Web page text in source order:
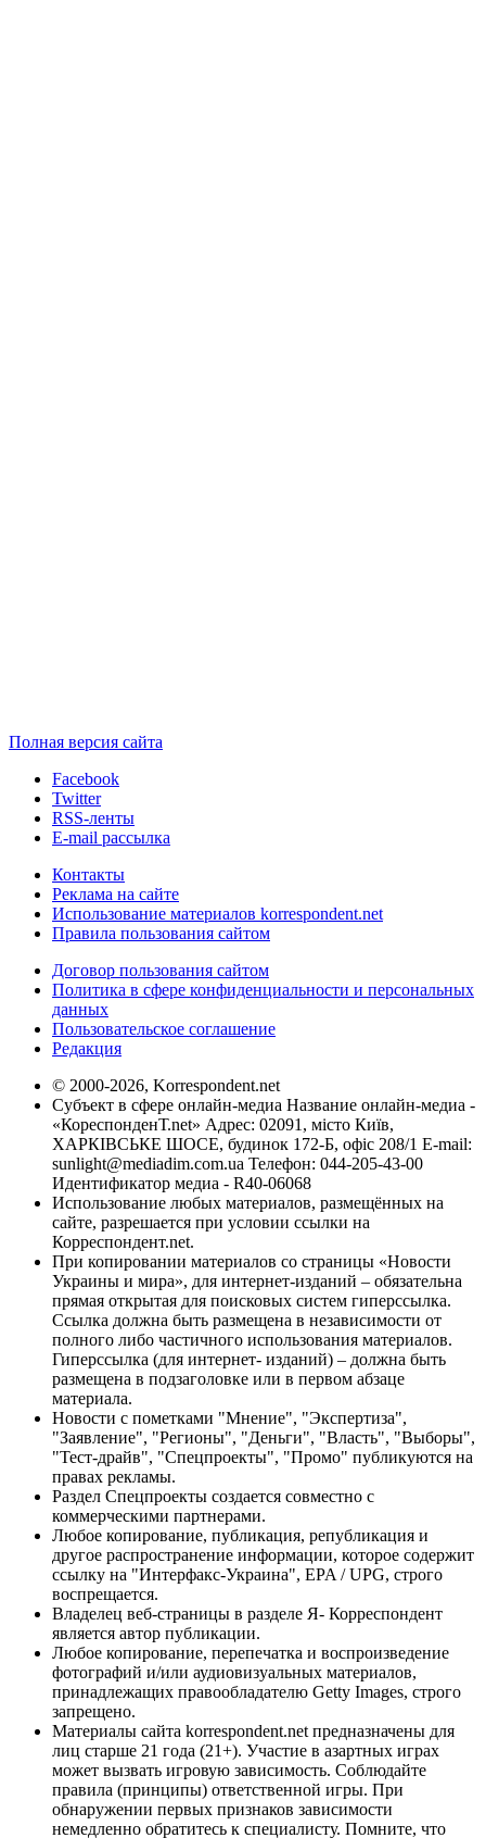
Полная версия сайта
Facebook
Twitter
RSS-ленты
E-mail рассылка
Контакты
Реклама на сайте
Использование материалов korrespondent.net
Правила пользования сайтом
Договор пользования сайтом
Политика в сфере конфиденциальности и персональных
данных
Пользовательское соглашение
Редакция
© 2000-2026, Korrespondent.net
Субъект в сфере онлайн-медиа Название онлайн-медиа -
«КореспонденТ.net» Адрес: 02091, місто Київ,
ХАРКІВСЬКЕ ШОСЕ, будинок 172-Б, офіс 208/1 E-mail:
sunlight@mediadim.com.ua Телефон: 044-205-43-00
Идентификатор медиа - R40-06068
Использование любых материалов, размещённых на
сайте, разрешается при условии ссылки на
Корреспондент.net.
При копировании материалов со страницы «Новости
Украины и мира», для интернет-изданий – обязательна
прямая открытая для поисковых систем гиперссылка.
Ссылка должна быть размещена в независимости от
полного либо частичного использования материалов.
Гиперссылка (для интернет- изданий) – должна быть
размещена в подзаголовке или в первом абзаце
материала.
Новости с пометками "Мнение", "Экспертиза",
"Заявление", "Регионы", "Деньги", "Власть", "Выборы",
"Тест-драйв", "Спецпроекты", "Промо" публикуются на
правах рекламы.
Раздел Спецпроекты создается совместно с
коммерческими партнерами.
Любое копирование, публикация, републикация и
другое распространение информации, которое содержит
ссылку на "Интерфакс-Украина", EPA / UPG, строго
воспрещается.
Владелец веб-страницы в разделе Я- Корреспондент
является автор публикации.
Любое копирование, перепечатка и воспроизведение
фотографий и/или аудиовизуальных материалов,
принадлежащих правообладателю Getty Images, строго
запрещено.
Материалы сайта korrespondent.net предназначены для
лиц старше 21 года (21+). Участие в азартных играх
может вызвать игровую зависимость. Соблюдайте
правила (принципы) ответственной игры. При
обнаружении первых признаков зависимости
немедленно обратитесь к специалисту. Помните, что